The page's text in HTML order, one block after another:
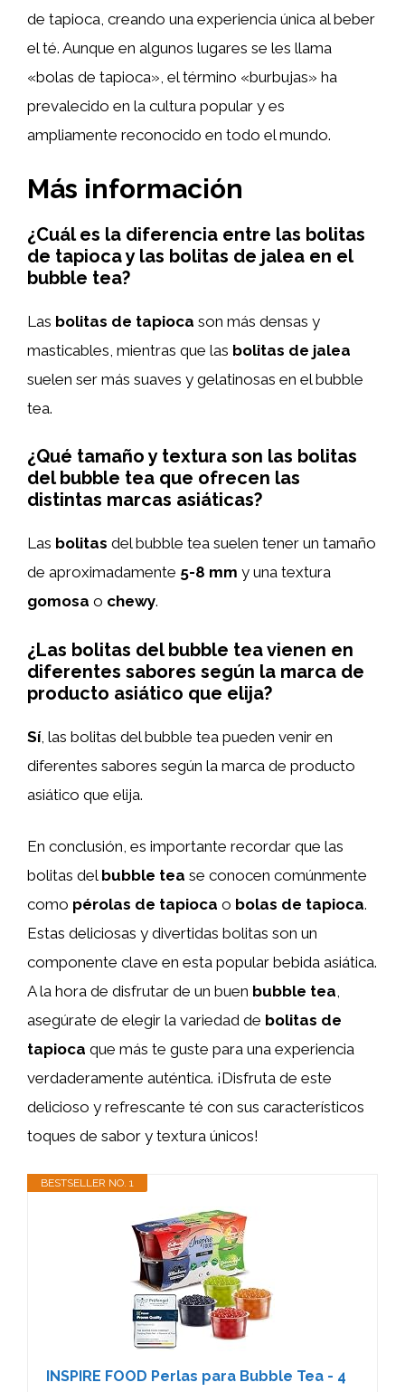
de tapioca, creando una experiencia única al beber
el té. Aunque en algunos lugares se les llama
«bolas de tapioca», el término «burbujas» ha
prevalecido en la cultura popular y es
ampliamente reconocido en todo el mundo.
Más información
¿Cuál es la diferencia entre las bolitas
de tapioca y las bolitas de jalea en el
bubble tea?
Las bolitas de tapioca son más densas y
masticables, mientras que las bolitas de jalea
suelen ser más suaves y gelatinosas en el bubble
tea.
¿Qué tamaño y textura son las bolitas
del bubble tea que ofrecen las
distintas marcas asiáticas?
Las bolitas del bubble tea suelen tener un tamaño
de aproximadamente 5-8 mm y una textura
gomosa o chewy.
¿Las bolitas del bubble tea vienen en
diferentes sabores según la marca de
producto asiático que elija?
Sí, las bolitas del bubble tea pueden venir en
diferentes sabores según la marca de producto
asiático que elija.
En conclusión, es importante recordar que las
bolitas del bubble tea se conocen comúnmente
como pérolas de tapioca o bolas de tapioca.
Estas deliciosas y divertidas bolitas son un
componente clave en esta popular bebida asiática.
A la hora de disfrutar de un buen bubble tea,
asegúrate de elegir la variedad de bolitas de
tapioca que más te guste para una experiencia
verdaderamente auténtica. ¡Disfruta de este
delicioso y refrescante té con sus característicos
toques de sabor y textura únicos!
BESTSELLER NO. 1
INSPIRE FOOD Perlas para Bubble Tea - 4